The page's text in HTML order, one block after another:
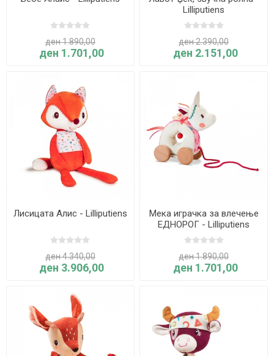
ден 1.890,00
ден 1.701,00
Lilliputiens
ден 2.390,00
ден 2.151,00
Лисицата Алис - Lilliputiens
ден 4.340,00
ден 3.906,00
Мека играчка за влечење
ЕДНОРОГ - Lilliputiens
ден 1.890,00
ден 1.701,00